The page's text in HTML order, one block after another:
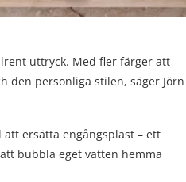
uttryck. Med fler färger att
den personliga stilen, säger Jörn
ersätta engångsplast – ett
bubbla eget vatten hemma